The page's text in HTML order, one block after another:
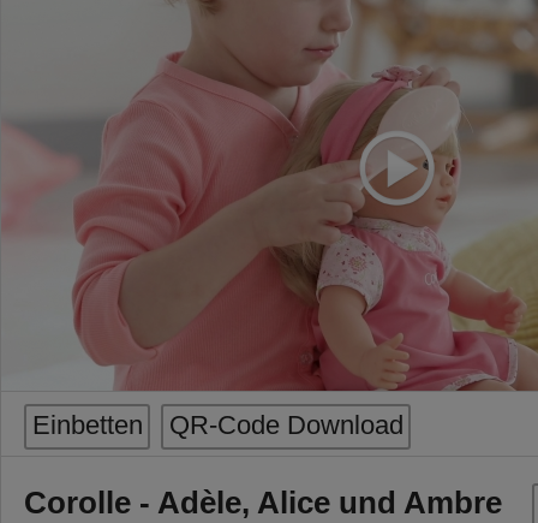
Einbetten QR-Code Download
Corolle - Adèle, Alice und Ambre